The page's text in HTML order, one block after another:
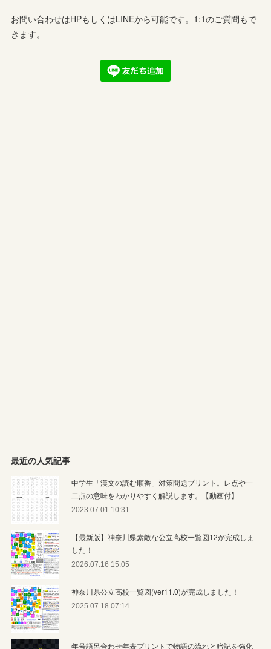
お問い合わせはHPもしくはLINEから可能です。1:1のご質問もで
きます。
最近の人気記事
中学生「漢文の読む順番」対策問題プリント。レ点や一
二点の意味をわかりやすく解説します。【動画付】
2023.07.01 10:31
【最新版】神奈川県素敵な公立高校一覧図12が完成しま
した！
2026.07.16 15:05
神奈川県公立高校一覧図(ver11.0)が完成しました！
2025.07.18 07:14
年号語呂合わせ年表プリントで物語の流れと暗記を強化